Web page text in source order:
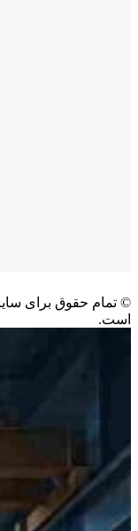
©️ تمام حقوق برای
است.